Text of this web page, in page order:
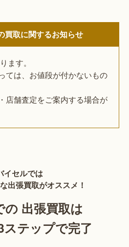
買取に関するお知らせ
ます。
ては、お値段が付かないもの
店舗査定をご案内する場合が
イセルでは
出張買取がオススメ！
の 出張買取は
テップで完了